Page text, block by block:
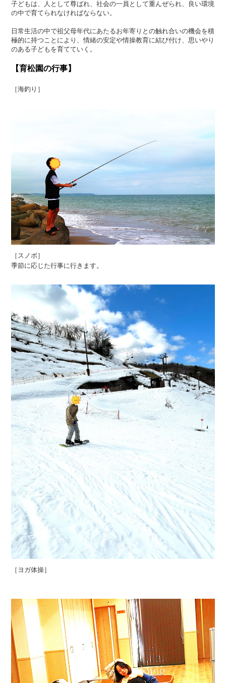
子どもは、人として尊ばれ、社会の一員として重んぜられ、良い環境
の中で育てられなければならない。
日常生活の中で祖父母年代にあたるお年寄りとの触れ合いの機会を積
極的に持つことにより、情緒の安定や情操教育に結び付け、思いやり
のある子どもを育てていく。
【育松園の行事】
［海釣り］
［スノボ］
季節に応じた行事に行きます。
［ヨガ体操］